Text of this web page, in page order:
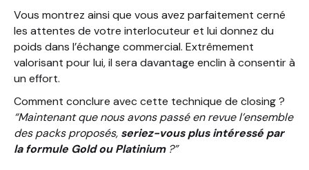
Vous montrez ainsi que vous avez parfaitement cerné
les attentes de votre interlocuteur et lui donnez du
poids dans l’échange commercial. Extrêmement
valorisant pour lui, il sera davantage enclin à consentir à
un effort.
Comment conclure avec cette technique de closing ?
“Maintenant que nous avons passé en revue l’ensemble
des packs proposés, seriez-vous plus intéressé par
la formule Gold ou Platinium?”